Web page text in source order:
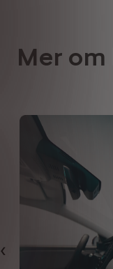
Mer om
Forrige